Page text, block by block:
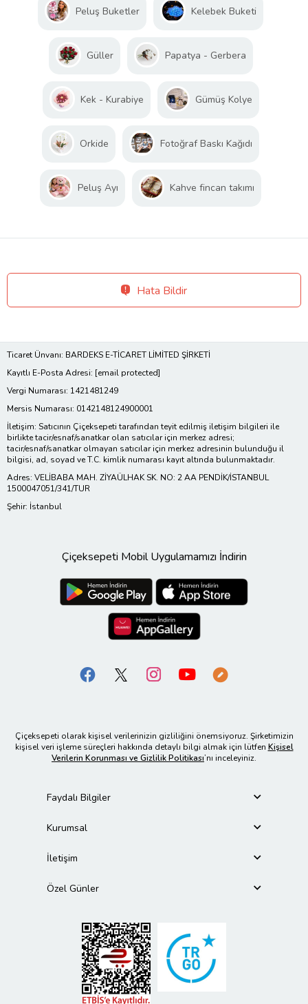
Peluş Buketler Kelebek Buketi
Güller Papatya - Gerbera
Kek - Kurabiye Gümüş Kolye
Orkide Fotoğraf Baskı Kağıdı
Peluş Ayı Kahve fincan takımı
Hata Bildir
Ticaret Ünvanı: BARDEKS E-TİCARET LİMİTED ŞİRKETİ
Kayıtlı E-Posta Adresi: [email protected]
Vergi Numarası: 1421481249
Mersis Numarası: 0142148124900001
İletişim: Satıcının Çiçeksepeti tarafından teyit edilmiş iletişim bilgileri ile
birlikte tacir/esnaf/sanatkar olan satıcılar için merkez adresi;
tacir/esnaf/sanatkar olmayan satıcılar için merkez adresinin bulunduğu il
bilgisi, ad, soyad ve T.C. kimlik numarası kayıt altında bulunmaktadır.
Adres: VELİBABA MAH. ZİYAÜLHAK SK. NO: 2 AA PENDİK/İSTANBUL
1500047051/341/TUR
Şehir: İstanbul
Çiçeksepeti Mobil Uygulamamızı İndirin
Çiçeksepeti olarak kişisel verilerinizin gizliliğini önemsiyoruz. Şirketimizin
kişisel veri işleme süreçleri hakkında detaylı bilgi almak için lütfen Kişisel
Verilerin Korunması ve Gizlilik Politikası’nı inceleyiniz.
Faydalı Bilgiler
Kurumsal
İletişim
Özel Günler